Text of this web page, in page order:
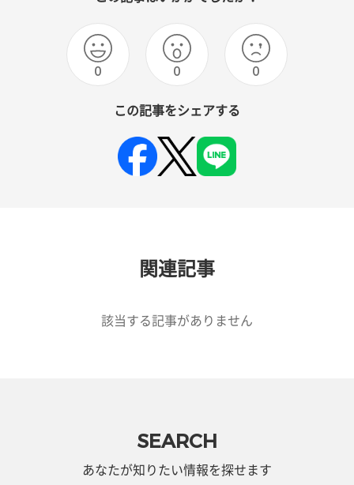
0 0 0
この記事をシェアする
関連記事
該当する記事がありません
SEARCH
あなたが知りたい情報を探せます